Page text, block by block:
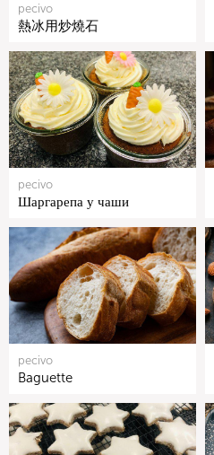
pecivo
熱冰用炒燒石
pecivo
Шаргарепа у чаши
pecivo
Baguette